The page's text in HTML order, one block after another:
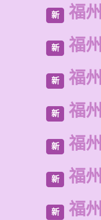
新 福
新 福
新 福
新 福
新 福
新 福
新 福